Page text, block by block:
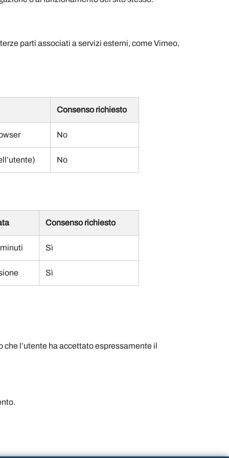
parti associati a servizi esterni, come Vimeo,
Consenso richiesto
No
No
Consenso richiesto
Sì
Sì
che l’utente ha accettato espressamente il